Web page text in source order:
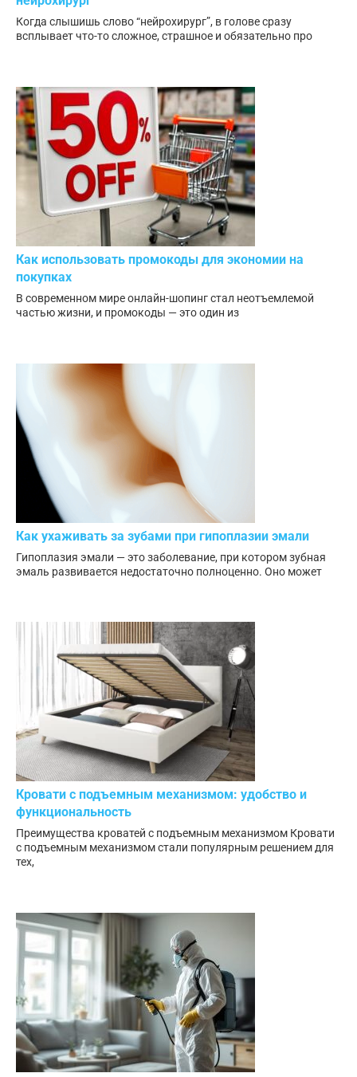
Когда слышишь слово “нейрохирург”, в голове сразу
всплывает что-то сложное, страшное и обязательно про
Как использовать промокоды для экономии на
покупках
В современном мире онлайн-шопинг стал неотъемлемой
частью жизни, и промокоды — это один из
Как ухаживать за зубами при гипоплазии эмали
Гипоплазия эмали — это заболевание, при котором зубная
эмаль развивается недостаточно полноценно. Оно может
Кровати с подъемным механизмом: удобство и
функциональность
Преимущества кроватей с подъемным механизмом Кровати
с подъемным механизмом стали популярным решением для
тех,